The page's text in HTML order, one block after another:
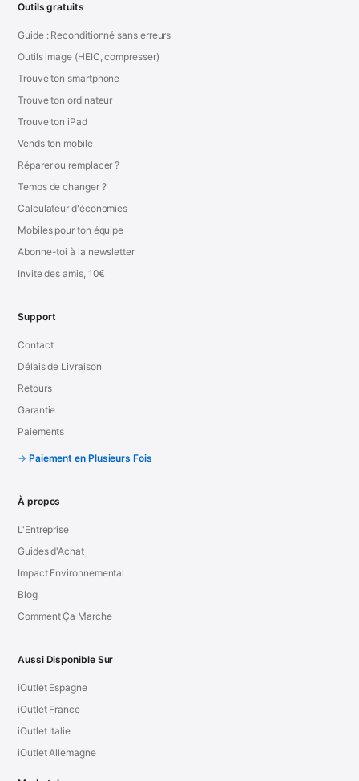
Outils gratuits
Guide : Reconditionné sans erreurs
Outils image (HEIC, compresser)
Trouve ton smartphone
Trouve ton ordinateur
Trouve ton iPad
Vends ton mobile
Réparer ou remplacer ?
Temps de changer ?
Calculateur d'économies
Mobiles pour ton équipe
Abonne-toi à la newsletter
Invite des amis, 10€
Support
Contact
Délais de Livraison
Retours
Garantie
Paiements
Paiement en Plusieurs Fois
À propos
L'Entreprise
Guides d'Achat
Impact Environnemental
Blog
Comment Ça Marche
Aussi Disponible Sur
iOutlet Espagne
iOutlet France
iOutlet Italie
iOutlet Allemagne